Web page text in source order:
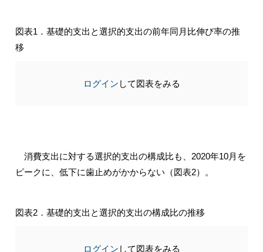
図表1．基礎的支出と選択的支出の前年同月比伸び率の推
移
ログイン して図表をみる
消費支出に対する選択的支出の構成比も、2020年10月を
ピークに、低下に歯止めがかからない（図表2）。
図表2．基礎的支出と選択的支出の構成比の推移
ログイン して図表をみる